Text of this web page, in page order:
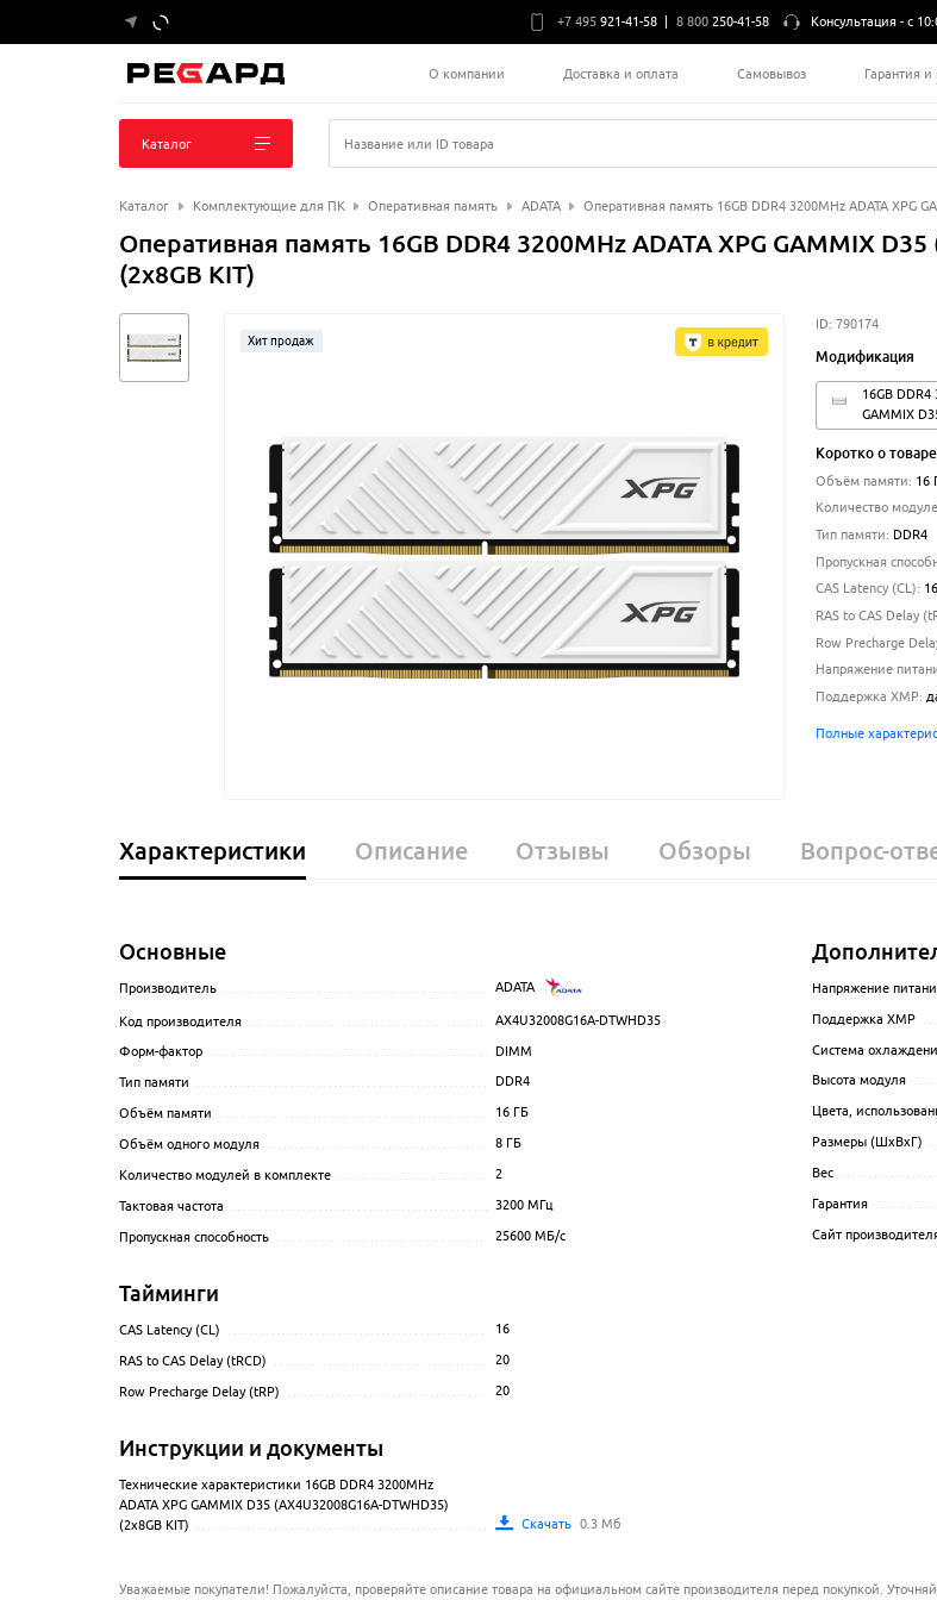
+7 495 921-41-58 8 800 250-41-58 Консультация -с
О компании Доставка и оплата Самовывоз Гарантия и
Каталог Название или ID товара
Каталог Комплектующие для ПК Оперативная память ADATA Оперативная память 16GB DDR4 3200MHz ADATA XPG
Оперативная память 16GB DDR4 3200MHz ADATA XPG GAMMIX
(2x8GB KIT)
Хит продаж
ID: 790174
Модификация
16GB DDR4
GAMMIX
DTWHD35)
Коротко о товаре
Объём памяти: 16
Количество
Тип памяти: DDR4
Пропускная
CAS Latency (CL): 16
RAS to CAS Delay
Row Precharge
Напряжение
Поддержка XMP:
Полные
Характеристики Описание Отзывы Обзоры Вопрос-
Основные
Производитель ADATA
Код производителя AX4U32008G16A-DTWHD35
Форм-фактор DIMM
Тип памяти DDR4
Объём памяти 16 ГБ
Объём одного модуля 8 ГБ
Количество модулей в комплекте 2
Тактовая частота 3200МГц
Пропускная способность 25600МБ/с
Тайминги
CAS Latency (CL) 16
RAS to CAS Delay (tRCD) 20
Row Precharge Delay (tRP) 20
Инструкции и документы
Технические характеристики 16GB DDR4 3200MHz
ADATA XPG GAMMIX D35 (AX4U32008G16A-DTWHD35)
(2x8GB KIT)
Скачать 0.3 Мб
Напряжение
Поддержка XMP
Система
Высота модуля
Цвета,
Размеры (ШхВхГ)
Вес
Гарантия
Сайт
Уважаемые покупатели! Пожалуйста, проверяйте описание товара на официальном сайте производителя перед покупкой.